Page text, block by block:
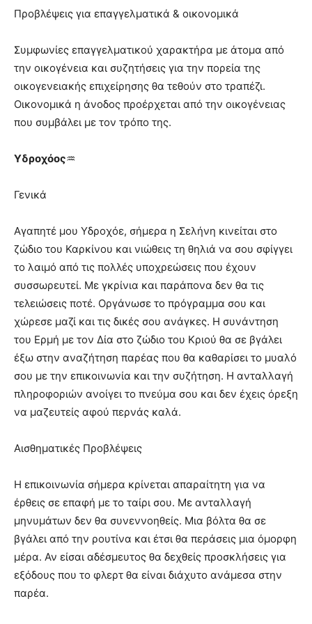
Προβλέψεις για επαγγελματικά & οικονομικά
Συμφωνίες επαγγελματικού χαρακτήρα με άτομα από
την οικογένεια και συζητήσεις για την πορεία της
οικογενειακής επιχείρησης θα τεθούν στο τραπέζι.
Οικονομικά η άνοδος προέρχεται από την οικογένειας
που συμβάλει με τον τρόπο της.
Υδροχόος♒
Γενικά
Αγαπητέ μου Υδροχόε, σήμερα η Σελήνη κινείται στο
ζώδιο του Καρκίνου και νιώθεις τη θηλιά να σου σφίγγει
το λαιμό από τις πολλές υποχρεώσεις που έχουν
συσσωρευτεί. Με γκρίνια και παράπονα δεν θα τις
τελειώσεις ποτέ. Οργάνωσε το πρόγραμμα σου και
χώρεσε μαζί και τις δικές σου ανάγκες. Η συνάντηση
του Ερμή με τον Δία στο ζώδιο του Κριού θα σε βγάλει
έξω στην αναζήτηση παρέας που θα καθαρίσει το μυαλό
σου με την επικοινωνία και την συζήτηση. Η ανταλλαγή
πληροφοριών ανοίγει το πνεύμα σου και δεν έχεις όρεξη
να μαζευτείς αφού περνάς καλά.
Αισθηματικές Προβλέψεις
Η επικοινωνία σήμερα κρίνεται απαραίτητη για να
έρθεις σε επαφή με το ταίρι σου. Με ανταλλαγή
μηνυμάτων δεν θα συνεννοηθείς. Μια βόλτα θα σε
βγάλει από την ρουτίνα και έτσι θα περάσεις μια όμορφη
μέρα. Αν είσαι αδέσμευτος θα δεχθείς προσκλήσεις για
εξόδους που το φλερτ θα είναι διάχυτο ανάμεσα στην
παρέα.